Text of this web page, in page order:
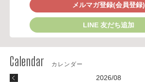
メルマガ登録(会員登録)
LINE 友だち追加
2026/08